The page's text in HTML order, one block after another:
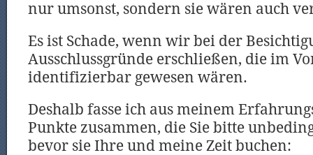
nur umsonst, sondern sie wären auch
Es ist Schade, wenn wir bei der
Ausschlussgründe erschließen, die im
identifizierbar gewesen wären.
Deshalb fasse ich aus meinem
Punkte zusammen, die Sie bitte
bevor sie Ihre und meine Zeit buchen: